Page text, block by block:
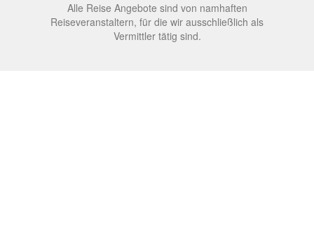
Alle Reise Angebote sind von namhaften
Reiseveranstaltern, für die wir ausschließlich als
Vermittler tätig sind.